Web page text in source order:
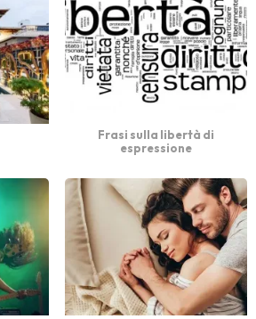
Frasi sulla libertà di
espressione